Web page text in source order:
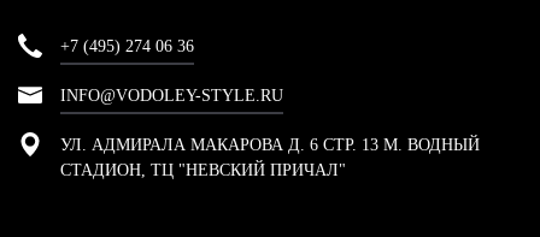
+7 (495) 274 06 36
INFO@VODOLEY-STYLE.RU
УЛ. АДМИРАЛА МАКАРОВА Д. 6 СТР. 13 М. ВОДНЫЙ
СТАДИОН, ТЦ "НЕВСКИЙ ПРИЧАЛ"